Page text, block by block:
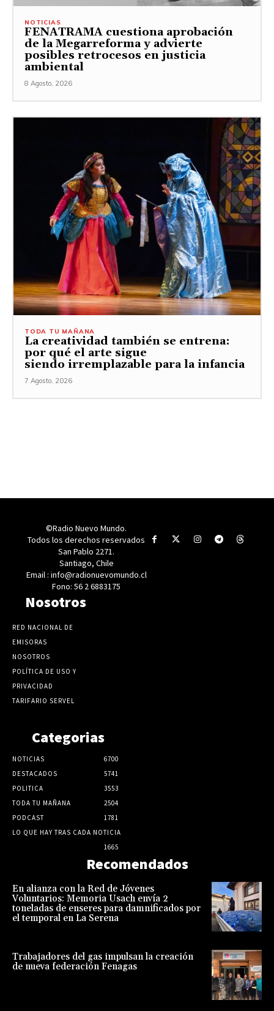
NOTICIAS
FENATRAMA cuestiona aprobación
de la Megarreforma y advierte
posibles retrocesos en justicia
ambiental
8 Agosto, 2026
TODA TU MAÑANA
La creatividad también se entrena:
por qué el arte sigue
siendo irremplazable para la infancia
7 Agosto, 2026
©Radio Nuevo Mundo.
Todos los derechos reservados
San Pablo 2271.
Santiago, Chile
Email : info@radionuevomundo.cl
Fono: 56 2 6883175
Nosotros
RED NACIONAL DE
EMISORAS
NOSOTROS
POLÍTICA DE USO Y
PRIVACIDAD
TARIFARIO SERVEL
Categorias
NOTICIAS
6700
DESTACADOS
5741
POLITICA
3553
TODA TU MAÑANA
2504
PODCAST
1781
LO QUE HAY TRAS CADA NOTICIA
1665
Recomendados
En alianza con la Red de Jóvenes
Voluntarios: Memoria Usach envía 2
toneladas de enseres para damnificados por
el temporal en La Serena
Trabajadores del gas impulsan la creación
de nueva federación Fenagas